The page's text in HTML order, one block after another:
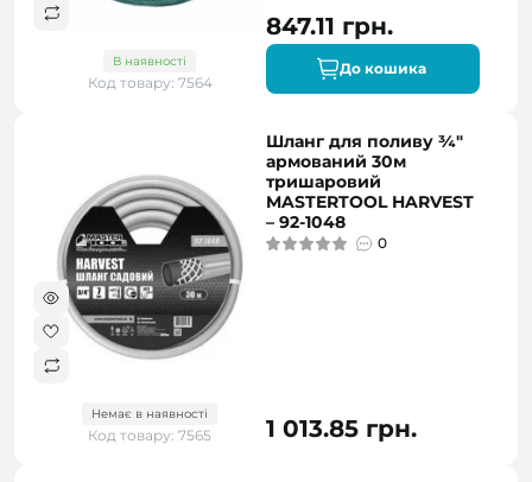
В наявності
Код товару: 7564
847.11 грн.
До кошика
Немає в наявності
Код товару: 7565
Шланг для поливу ¾"
армований 30м
тришаровий
MASTERTOOL HARVEST
– 92-1048
0
1 013.85 грн.